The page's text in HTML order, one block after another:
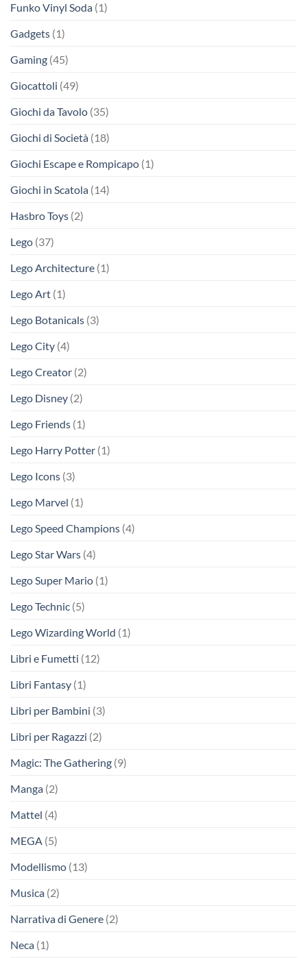
Funko Vinyl Soda (1)
Gadgets (1)
Gaming (45)
Giocattoli (49)
Giochi da Tavolo (35)
Giochi di Società (18)
Giochi Escape e Rompicapo (1)
Giochi in Scatola (14)
Hasbro Toys (2)
Lego (37)
Lego Architecture (1)
Lego Art (1)
Lego Botanicals (3)
Lego City (4)
Lego Creator (2)
Lego Disney (2)
Lego Friends (1)
Lego Harry Potter (1)
Lego Icons (3)
Lego Marvel (1)
Lego Speed Champions (4)
Lego Star Wars (4)
Lego Super Mario (1)
Lego Technic (5)
Lego Wizarding World (1)
Libri e Fumetti (12)
Libri Fantasy (1)
Libri per Bambini (3)
Libri per Ragazzi (2)
Magic: The Gathering (9)
Manga (2)
Mattel (4)
MEGA (5)
Modellismo (13)
Musica (2)
Narrativa di Genere (2)
Neca (1)